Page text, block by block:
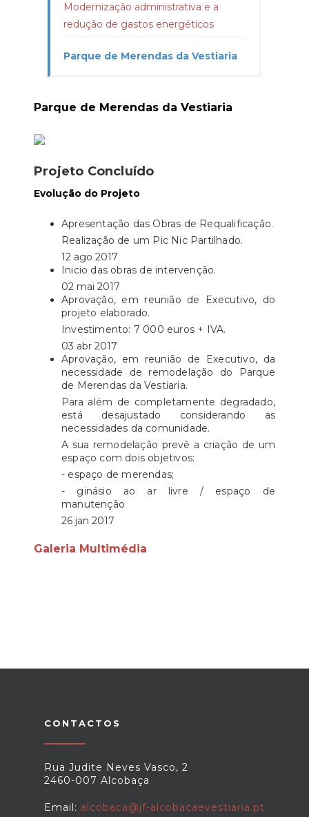
Modernização administrativa e a
redução de gastos energéticos
Parque de Merendas da Vestiaria
Parque de Merendas da Vestiaria
Projeto Concluído
Evolução do Projeto
Apresentação das Obras de Requalificação.
Realização de um Pic Nic Partilhado.
12 ago 2017
Inicio das obras de intervenção.
02 mai 2017
Aprovação, em reunião de Executivo, do
projeto elaborado.
Investimento: 7 000 euros + IVA.
03 abr 2017
Aprovação, em reunião de Executivo, da
necessidade de remodelação do Parque
de Merendas da Vestiaria.
Para além de completamente degradado,
está desajustado considerando as
necessidades da comunidade.
A sua remodelação prevê a criação de um
espaço com dois objetivos:
- espaço de merendas;
- ginásio ao ar livre / espaço de
manutenção
26 jan 2017
Galeria Multimédia
CONTACTOS
Rua Judite Neves Vasco, 2
2460-007 Alcobaça
Email: alcobaca@jf-alcobacaevestiaria.pt